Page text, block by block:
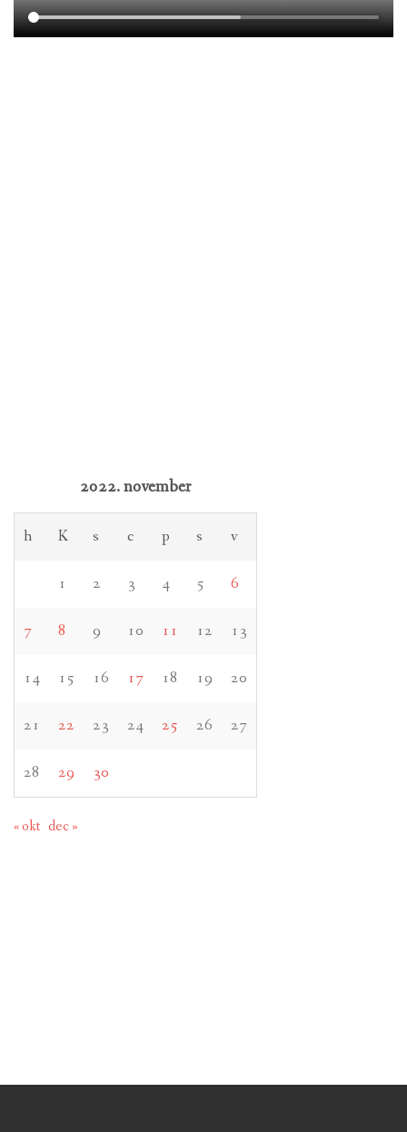
2022. november
h K s c p s v
1 2 3 4 5 6
7 8 9 10 11 12 13
14 15 16 17 18 19 20
21 22 23 24 25 26 27
28 29 30
« okt dec »